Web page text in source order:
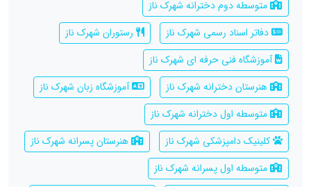
متوسطه دوم دخترانه شهرک ناز
دفاتر اسناد رسمی شهرک ناز
رستوران شهرک ناز
آموزشگاه فنی حرفه ای شهرک ناز
هنرستان دخترانه شهرک ناز
آموزشگاه زبان شهرک ناز
متوسطه اول دخترانه شهرک ناز
کلینیک دامپزشکی شهرک ناز
هنرستان پسرانه شهرک ناز
متوسطه اول پسرانه شهرک ناز